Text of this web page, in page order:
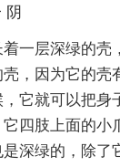
阴
一层深绿的壳
，因为它的壳
它就可以把身
四肢上面的小
深绿的，除了